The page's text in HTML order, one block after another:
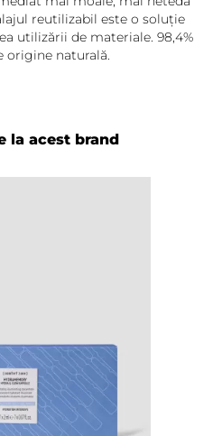
reutilizabil este o soluție
utilizării de materiale. 98,4%
origine naturală.
la acest brand